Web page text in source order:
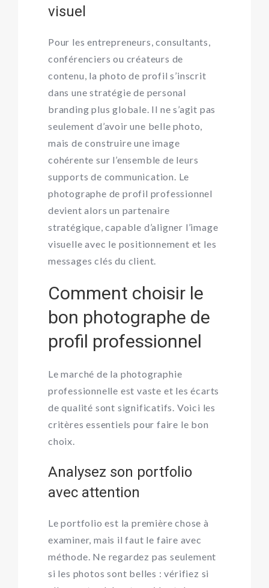
visuel
Pour les entrepreneurs, consultants,
conférenciers ou créateurs de
contenu, la photo de profil s’inscrit
dans une stratégie de personal
branding plus globale. Il ne s’agit pas
seulement d’avoir une belle photo,
mais de construire une image
cohérente sur l’ensemble de leurs
supports de communication. Le
photographe de profil professionnel
devient alors un partenaire
stratégique, capable d’aligner l’image
visuelle avec le positionnement et les
messages clés du client.
Comment choisir le
bon photographe de
profil professionnel
Le marché de la photographie
professionnelle est vaste et les écarts
de qualité sont significatifs. Voici les
critères essentiels pour faire le bon
choix.
Analysez son portfolio
avec attention
Le portfolio est la première chose à
examiner, mais il faut le faire avec
méthode. Ne regardez pas seulement
si les photos sont belles : vérifiez si